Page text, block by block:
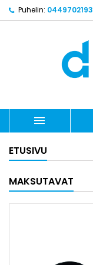
Puhelin: 0449702193

ETUSIVU
MAKSUTAVAT